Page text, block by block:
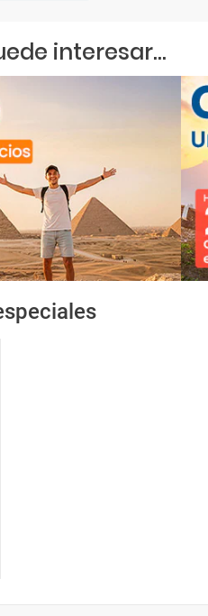
interesar...